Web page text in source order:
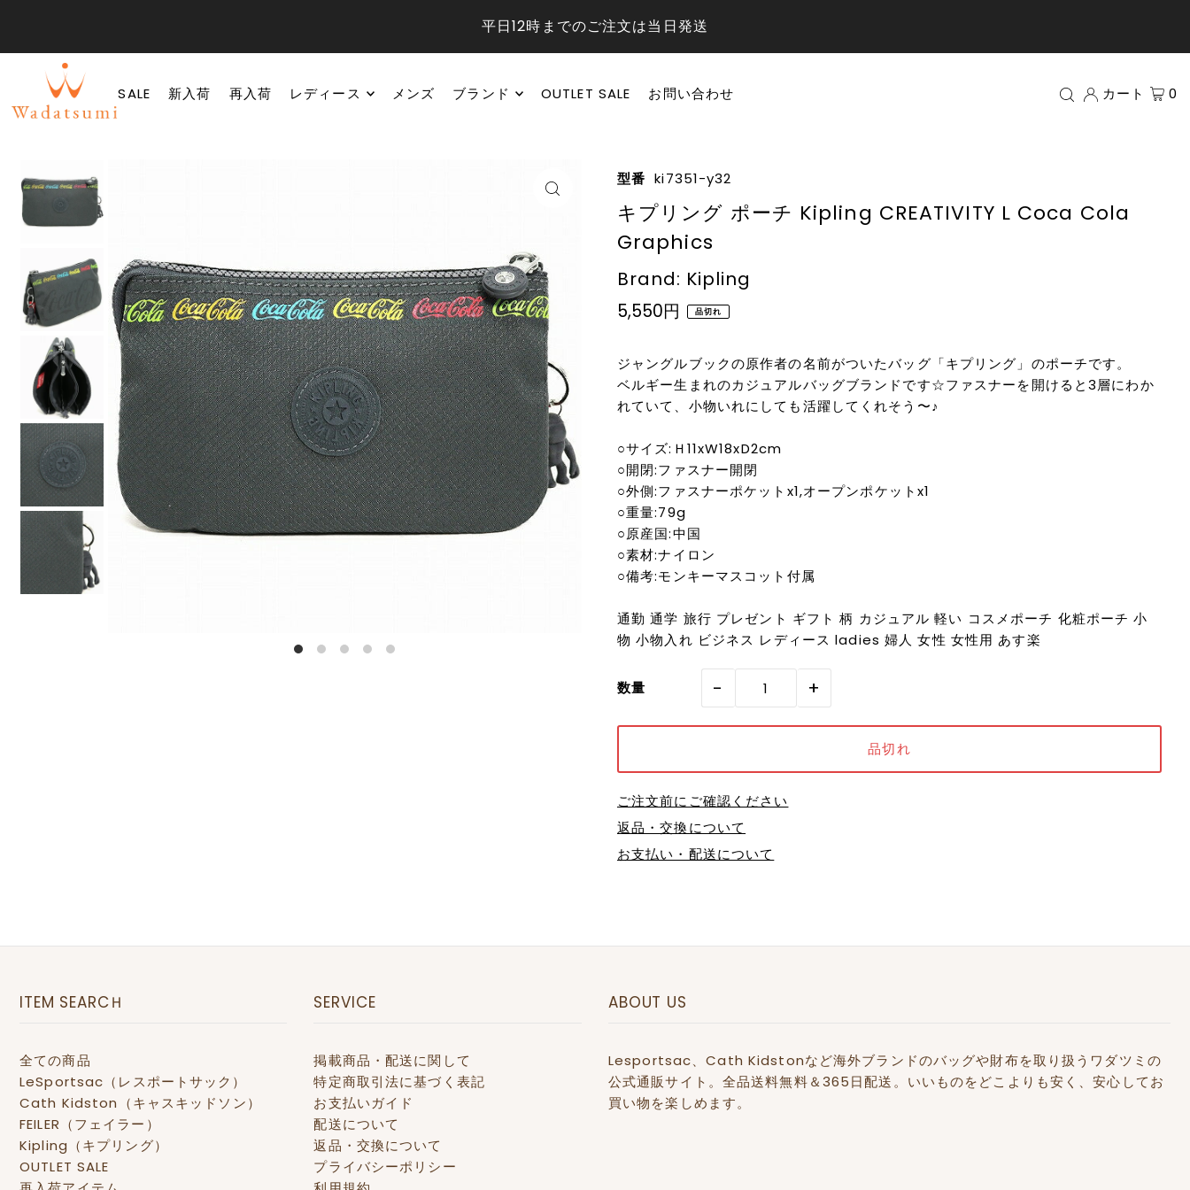
平日12時までのご注文は当日発送
SALE 新入荷 再入荷 レディース メンズ ブランド OUTLET SALE お問い合わせ カート 0
型番 ki7351-y32
キプリング ポーチ Kipling CREATIVITY L Coca Cola
Graphics
Brand: Kipling
5,550円 品切れ
ジャングルブックの原作者の名前がついたバッグ「キプリング」のポーチです。
ベルギー生まれのカジュアルバッグブランドです☆ファスナーを開けると3層にわか
れていて、小物いれにしても活躍してくれそう〜♪
○サイズ:Ｈ11xW18xD2cm
○開閉:ファスナー開閉
○外側:ファスナーポケットx1,オープンポケットx1
○重量:79g
○原産国:中国
○素材:ナイロン
○備考:モンキーマスコット付属
通勤 通学 旅行 プレゼント ギフト 柄 カジュアル 軽い コスメポーチ 化粧ポーチ 小
物 小物入れ ビジネス レディース ladies 婦人 女性 女性用 あす楽
数量 - +
ご注文前にご確認ください
返品・交換について
お支払い・配送について
ITEM SEARCＨ
全ての商品
LeSportsac（レスポートサック）
Cath Kidston（キャスキッドソン）
FEILER（フェイラー）
Kipling（キプリング）
OUTLET SALE
SERVICE
掲載商品・配送に関して
特定商取引法に基づく表記
お支払いガイド
配送について
返品・交換について
プライバシーポリシー
ABOUT US
Lesportsac、Cath Kidstonなど海外ブランドのバッグや財布を取り扱うワダツミの
公式通販サイト。全品送料無料＆365日配送。いいものをどこよりも安く、安心してお
買い物を楽しめます。